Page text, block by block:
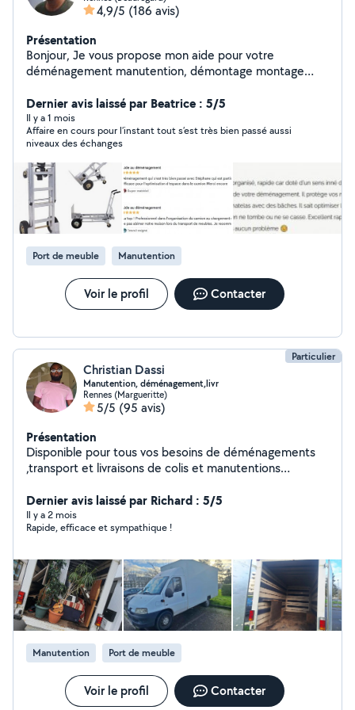
4,9/5 (186 avis)
Présentation
Bonjour, Je vous propose mon aide pour votre
déménagement manutention, démontage montage
et rigoureux. Plus de 1000 à mon actif en 8 années
d'expériences. Je viens avec le matériel nécessaire pour
transporter vos meubles et effectuer votre
déménagement en toute sécurité, diable chariot,
sangles, plateaux à roulettes, couvertures de
protection. Toutes destinations. Je peux venir avec un
ou plusieurs collègues expérimentés. Au plaisir de vous
aider! Stéphane.
Dernier avis laissé par Beatrice : 5/5
Il y a 1 mois
Affaire en cours pour l’instant tout s’est très bien passé aussi
niveaux des échanges
Port de meuble Manutention
Voir le profil Contacter
Particulier
Christian Dassi
Manutention, déménagement,livr
Rennes (Margueritte)
5/5 (95 avis)
Présentation
Disponible pour tous vos besoins de déménagements
,transport et livraisons de colis et manutentions
travail bien accompli. On dit de bonne heure et de
bonne humeur ?!
Dernier avis laissé par Richard : 5/5
Il y a 2 mois
Rapide, efficace et sympathique !
Manutention Port de meuble
Voir le profil Contacter